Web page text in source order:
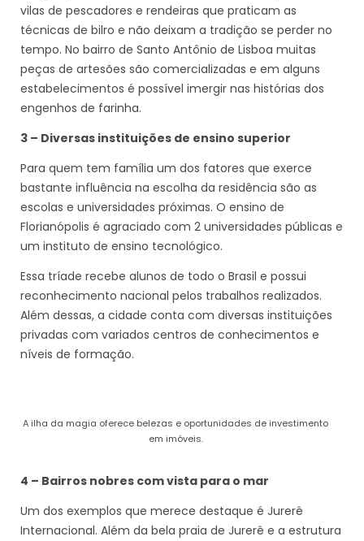
vilas de pescadores e rendeiras que praticam as
técnicas de bilro e não deixam a tradição se perder no
tempo. No bairro de Santo Antônio de Lisboa muitas
peças de artesões são comercializadas e em alguns
estabelecimentos é possível imergir nas histórias dos
engenhos de farinha.
3 – Diversas instituições de ensino superior
Para quem tem família um dos fatores que exerce
bastante influência na escolha da residência são as
escolas e universidades próximas. O ensino de
Florianópolis é agraciado com 2 universidades públicas e
um instituto de ensino tecnológico.
Essa tríade recebe alunos de todo o Brasil e possui
reconhecimento nacional pelos trabalhos realizados.
Além dessas, a cidade conta com diversas instituições
privadas com variados centros de conhecimentos e
níveis de formação.
A ilha da magia oferece belezas e oportunidades de investimento
em imóveis.
4 – Bairros nobres com vista para o mar
Um dos exemplos que merece destaque é Jurerê
Internacional. Além da bela praia de Jurerê e a estrutura